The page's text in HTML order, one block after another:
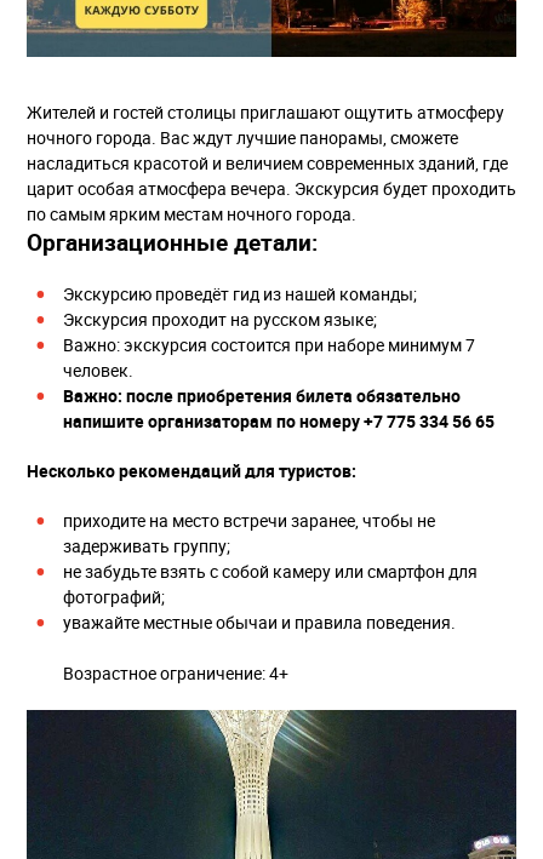
Жителей и гостей столицы приглашают ощутить атмосферу
ночного города. Вас ждут лучшие панорамы, сможете
насладиться красотой и величием современных зданий, где
царит особая атмосфера вечера. Экскурсия будет проходить
по самым ярким местам ночного города.
Организационные детали:
Экскурсию проведёт гид из нашей команды;
Экскурсия проходит на русском языке;
Важно: экскурсия состоится при наборе минимум 7
человек.
Важно: после приобретения билета обязательно
напишите организаторам по номеру +7 775 334 56 65
Несколько рекомендаций для туристов:
приходите на место встречи заранее, чтобы не
задерживать группу;
не забудьте взять с собой камеру или смартфон для
фотографий;
уважайте местные обычаи и правила поведения.
Возрастное ограничение: 4+